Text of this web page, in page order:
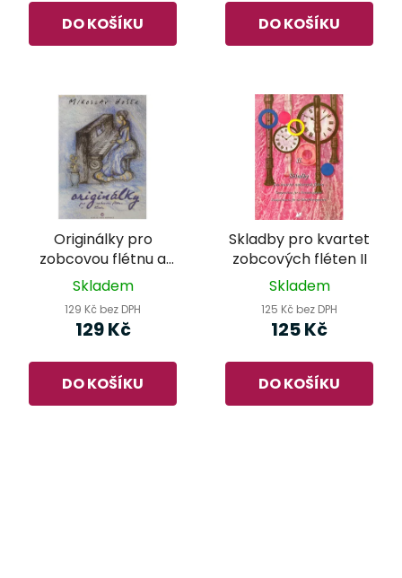
DO KOŠÍKU DO KOŠÍKU
Originálky pro
zobcovou flétnu a
klavír - Miroslav
Skladem
129 Kč bez DPH
129 Kč
DO KOŠÍKU
Skladby pro kvartet
zobcových fléten II
Skladem
125 Kč bez DPH
125 Kč
DO KOŠÍKU